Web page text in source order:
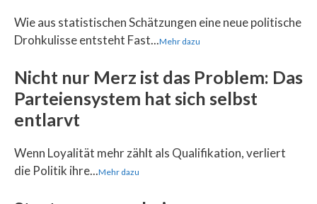
Wie aus statistischen Schätzungen eine neue politische
Drohkulisse entsteht Fast...Mehr dazu
Nicht nur Merz ist das Problem: Das
Parteiensystem hat sich selbst
entlarvt
Wenn Loyalität mehr zählt als Qualifikation, verliert
die Politik ihre...Mehr dazu